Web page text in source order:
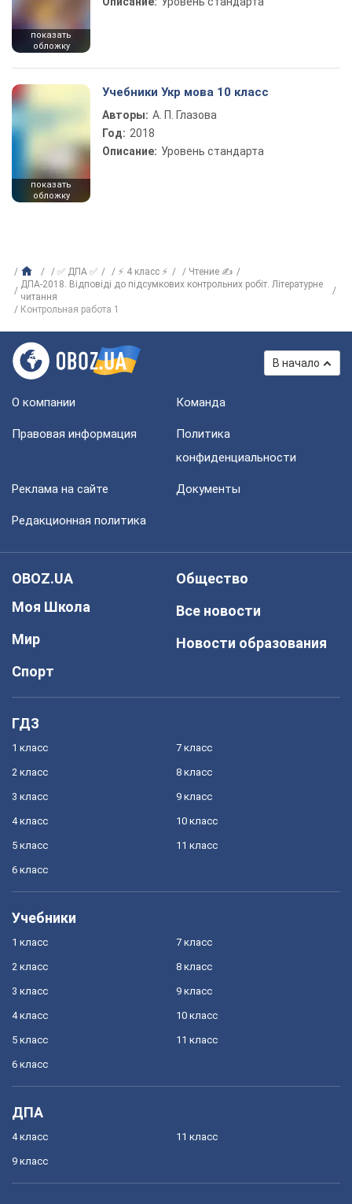
показать
обложку
показать
обложку
Учебники Укр мова 10 класс
Авторы: А. П. Глазова
Год: 2018
Описание: Уровень стандарта
✅ ДПА ✅ ⚡ 4 класс ⚡
Чтение ✍
ДПА-2018. Відповіді до підсумкових контрольних робіт. Літературне
читання
Контрольная работа 1
В начало
О компании Команда
Правовая информация
Политика
конфиденциальности
Реклама на сайте Документы
Редакционная политика
OBOZ.UA
Моя Школа
Мир
Спорт
Общество
Все новости
Новости образования
ГДЗ
1 класс
2 класс
3 класс
4 класс
5 класс
6 класс
7 класс
8 класс
9 класс
10 класс
11 класс
Учебники
1 класс
2 класс
3 класс
4 класс
5 класс
6 класс
7 класс
8 класс
9 класс
10 класс
11 класс
ДПА
4 класс
9 класс
11 класс